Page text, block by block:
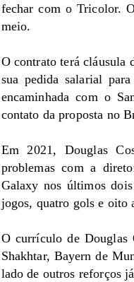
fechar com o Tricolor.
meio.
O contrato terá cláusula
sua pedida salarial
encaminhada com o
contato da proposta no
Em 2021, Douglas
problemas com a
Galaxy nos últimos
jogos, quatro gols e oito
O currículo de Douglas
Shakhtar, Bayern de
lado de outros reforços